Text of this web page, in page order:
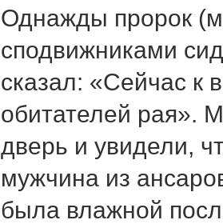
Однажды пророк
сподвижниками
сказал: «Сейчас к
обитателей рая».
дверь и увидели,
мужчина из
была влажной